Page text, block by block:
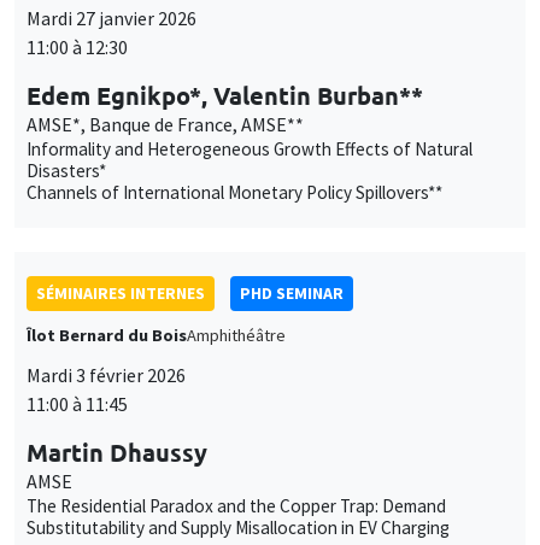
Mardi 27 janvier 2026
11:00 à 12:30
Edem Egnikpo*, Valentin Burban**
AMSE*, Banque de France, AMSE**
Informality and Heterogeneous Growth Effects of Natural
Disasters*
Channels of International Monetary Policy Spillovers**
SÉMINAIRES INTERNES
PHD SEMINAR
Îlot Bernard du BoisAmphithéâtre
Mardi 3 février 2026
11:00 à 11:45
Martin Dhaussy
AMSE
The Residential Paradox and the Copper Trap: Demand
Substitutability and Supply Misallocation in EV Charging